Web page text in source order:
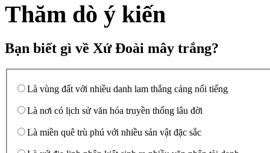
Thăm dò ý kiến
Bạn biết gì về Xứ Đoài mây trắng?
Là vùng đất với nhiều danh lam thắng cảng nổi tiếng
Là nơi có lịch sử văn hóa truyền thống lâu đời
Là miền quê trù phú với nhiều sản vật đặc sắc